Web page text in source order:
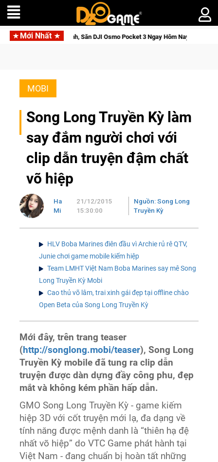
Mới Nhất
Tỉnh, Săn DJI Osmo Pocket 3 Ngay Hôm Nay Lineage W
MOBI
Song Long Truyền Kỳ làm
say đắm người chơi với
clip dẫn truyện đậm chất
võ hiệp
Ha
Mi
21/12/2015
15:30:00
Nguồn: Song Long
Truyền Kỳ
HLV Boba Marines điên đầu vì Archie rủ rê QTV,
Junie chơi game mobile kiếm hiệp
Team LMHT Việt Nam Boba Marines say mê Song
Long Truyền Kỳ Mobi
Cao thủ võ lâm, trai xinh gái đẹp tại offline chào
Open Beta của Song Long Truyền Kỳ
Mới đây, trên trang teaser
(http://songlong.mobi/teaser), Song Long
Truyền Kỳ mobile đã tung ra clip dẫn
truyện được dàn dựng đầy công phu, đẹp
mắt và không kém phần hấp dẫn.
GMO Song Long Truyền Kỳ - game kiếm
hiệp 3D với cốt truyện mới lạ, đa dạng về
tính năng được mệnh danh là “thiên hạ đệ
nhất võ hiệp” do VTC Game phát hành tại
Việt Nam - đang chuẩn bị hoàn tất những